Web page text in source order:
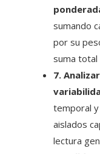
sumando
por su
suma total
7.
temporal
aislados
lectura